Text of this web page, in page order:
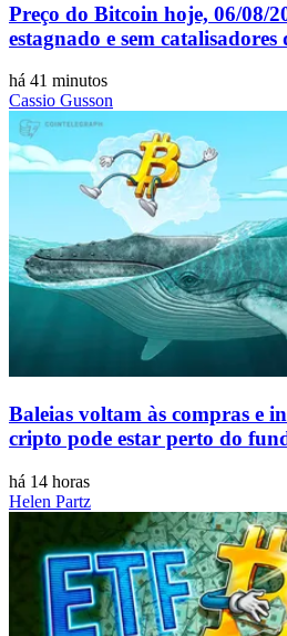
Preço do Bitcoin hoje, 06/08/
estagnado e sem catalisadores
há 41 minutos
Cassio Gusson
Baleias voltam às compras e
cripto pode estar perto do
há 14 horas
Helen Partz